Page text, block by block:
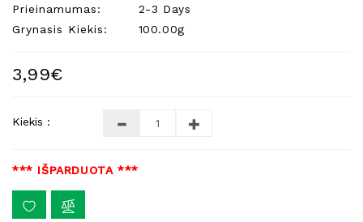
Priemonės
Kūdikiams
Reikalai
Prieinamumas:
2-3 Days
Grynasis Kiekis:
100.00g
3,99€
Kiekis :
*** IŠPARDUOTA ***